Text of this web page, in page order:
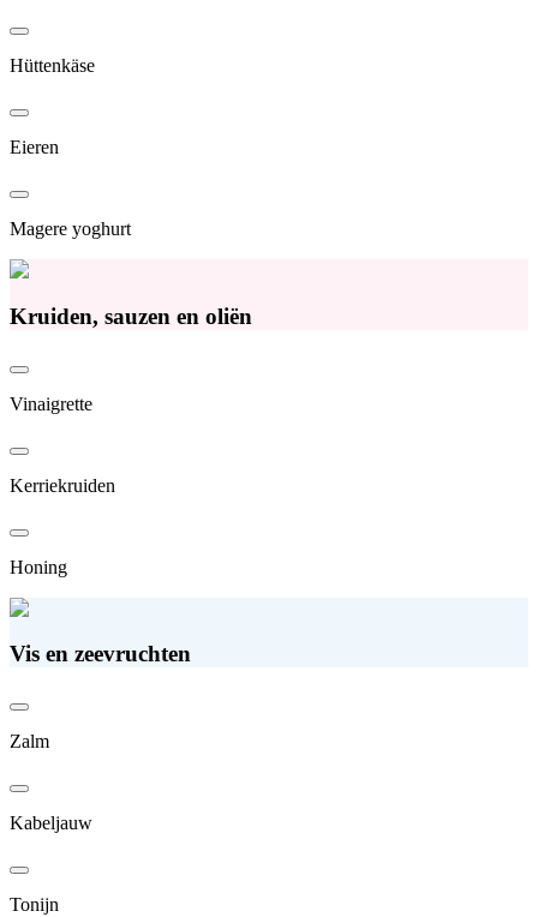
Hüttenkäse
Eieren
Magere yoghurt
Kruiden, sauzen en oliën
Vinaigrette
Kerriekruiden
Honing
Vis en zeevruchten
Zalm
Kabeljauw
Tonijn